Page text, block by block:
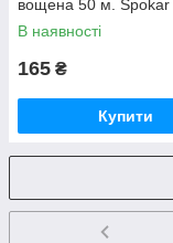
вощена 50 м. Spokar
В наявності
165 ₴
Купити